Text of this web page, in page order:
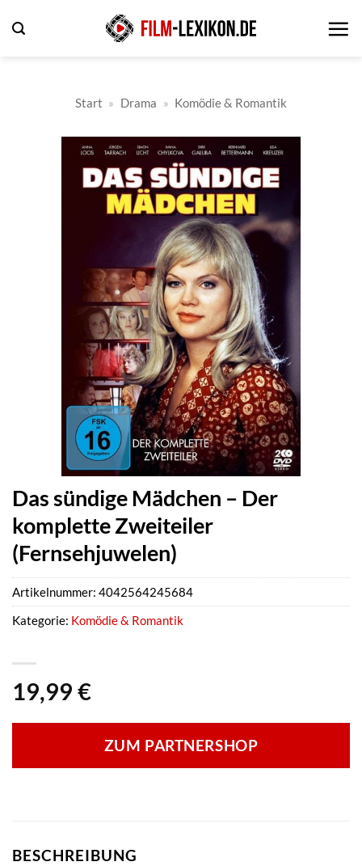
Inhalt
Start » Drama » Komödie & Romantik
Das sündige Mädchen – Der
komplette Zweiteiler
(Fernsehjuwelen)
19,99 €
ZUM PARTNERSHOP
Artikelnummer: 4042564245684
Kategorie: Komödie & Romantik
BESCHREIBUNG